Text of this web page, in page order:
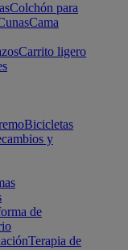
Colchón para
Cama
Carrito ligero
Bicicletas
y
de
Terapia de